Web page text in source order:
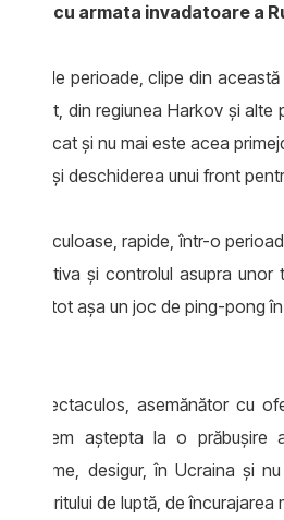
cu armata invadatoare a
grele perioade, clipe din
din est, din regiunea Harkov și
descurcat și nu mai este acea
Sumîi și deschiderea unui front
rapide, într-o
inițiativa și controlul asupra
și tot așa un joc de ping-pong
spectaculos, asemănător cu
putem aștepta la o prăbușire
probleme, desigur, în Ucraina și
spiritului de luptă, de